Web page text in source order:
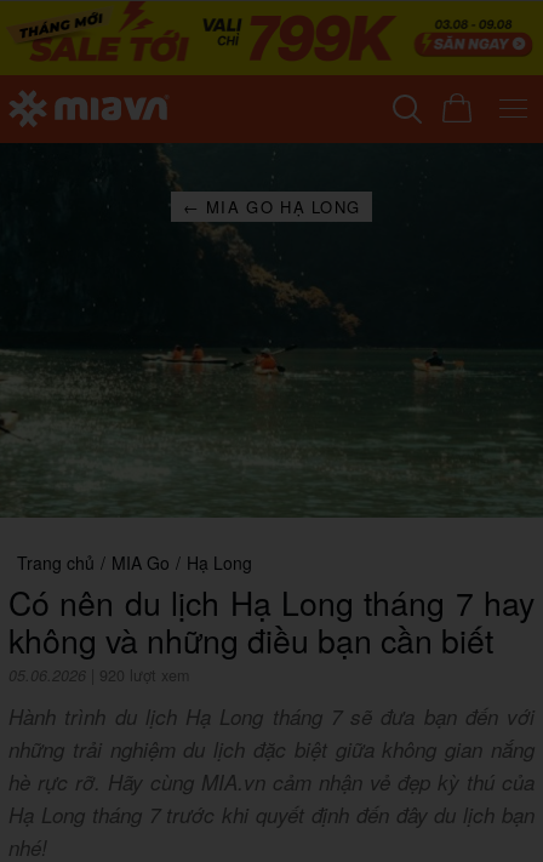
← MIA GO HẠ LONG
Trang chủ / MIA Go / Hạ Long
Có nên du lịch Hạ Long tháng 7 hay
không và những điều bạn cần biết
05.06.2026 920 lượt xem
Hành trình du lịch Hạ Long tháng 7 sẽ đưa bạn đến với
những trải nghiệm du lịch đặc biệt giữa không gian nắng
hè rực rỡ. Hãy cùng MIA.vn cảm nhận vẻ đẹp kỳ thú của
Hạ Long tháng 7 trước khi quyết định đến đây du lịch bạn
nhé!